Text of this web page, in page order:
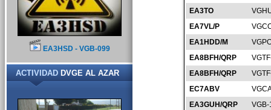
EA3TO
EA7VL/P
EA1HDD/M
EA8BFH/QRP
EA8BFH/QRP
EC7ABV
EA3GUH/QRP
EA3HSD - VGB-099
ACTIVIDADDVGE AL AZAR